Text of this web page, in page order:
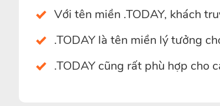
Với tên miền .TODAY, khách
.TODAY là tên miền lý tưởng
.TODAY cũng rất phù hợp cho